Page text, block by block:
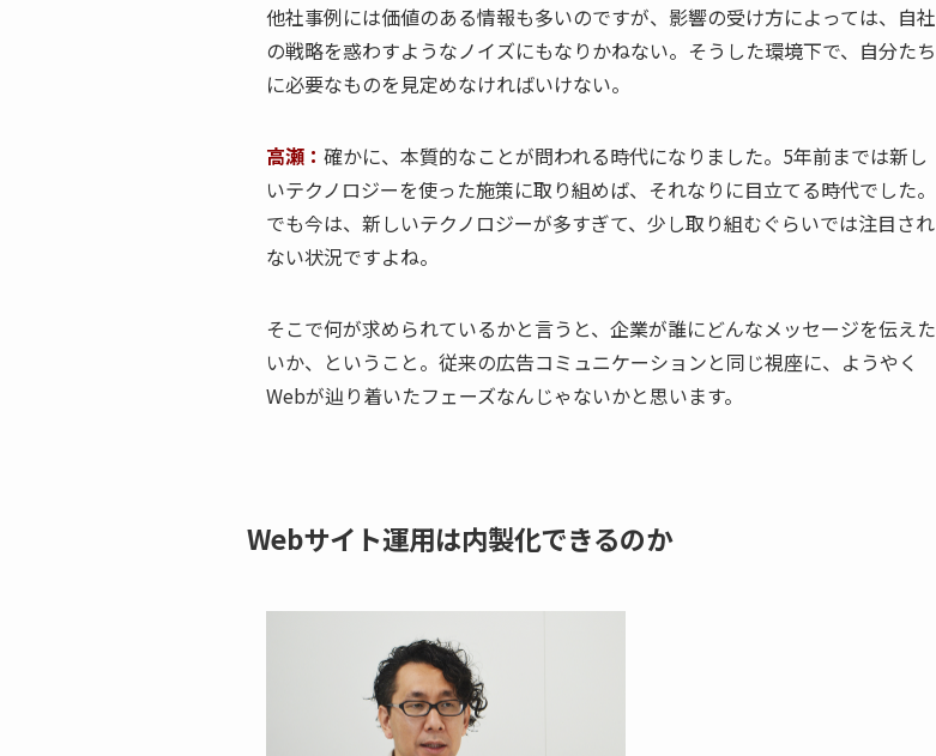
他社事例には価値のある情報も多いのですが、影響の受け方によっては、自社
の戦略を惑わすようなノイズにもなりかねない。そうした環境下で、自分たち
に必要なものを見定めなければいけない。
高瀬： 確かに、本質的なことが問われる時代になりました。5年前までは新し
いテクノロジーを使った施策に取り組めば、それなりに目立てる時代でした。
でも今は、新しいテクノロジーが多すぎて、少し取り組むぐらいでは注目され
ない状況ですよね。
そこで何が求められているかと言うと、企業が誰にどんなメッセージを伝えた
いか、ということ。従来の広告コミュニケーションと同じ視座に、ようやく
Webが辿り着いたフェーズなんじゃないかと思います。
Webサイト運用は内製化できるのか